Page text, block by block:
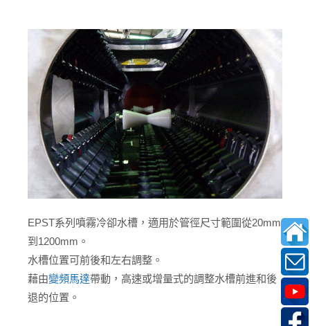
EPST系列噴霧冷卻水槽，適用於管徑尺寸範圍從20mm
到1200mm。
水槽位置可前後和左右調整。
藉由變頻馬達帶動，高速或增量式的調整水槽前進和後
退的位置。